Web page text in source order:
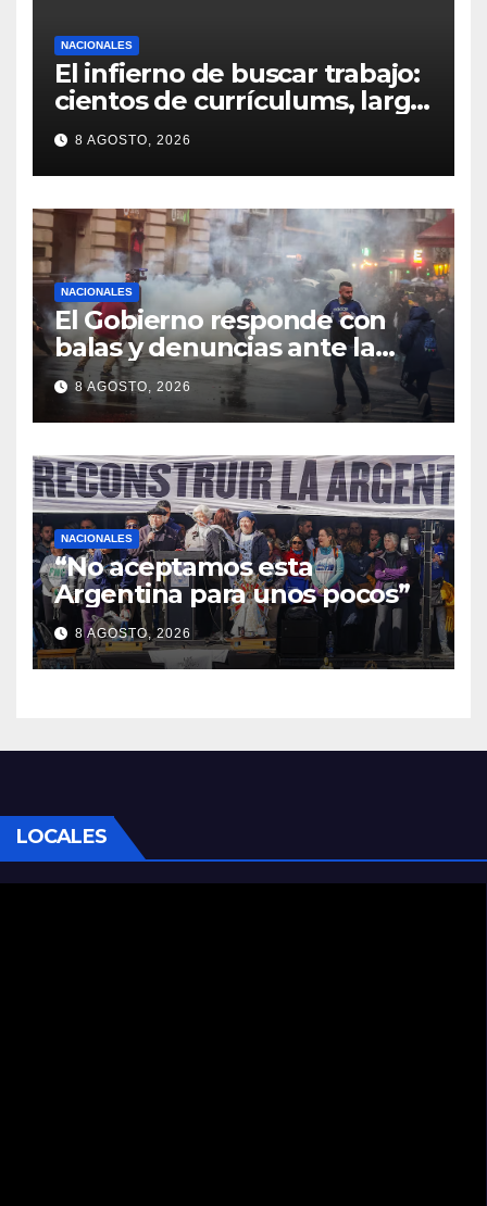
NACIONALES
El infierno de buscar trabajo:
cientos de currículums, larga
espera y menos puestos
registrados
8 AGOSTO, 2026
NACIONALES
El Gobierno responde con
balas y denuncias ante la
protesta
8 AGOSTO, 2026
NACIONALES
“No aceptamos esta
Argentina para unos pocos”
8 AGOSTO, 2026
LOCALES